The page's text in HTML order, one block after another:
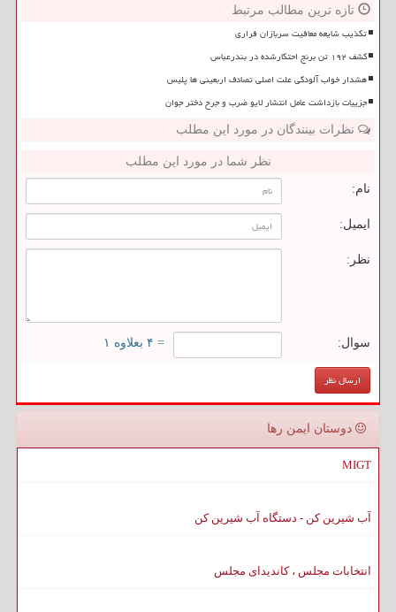
تازه ترین مطالب مرتبط
تکذیب شایعه معافیت سربازان فراری
کشف ۱۹۲ تن برنج احتکارشده در بندرعباس
هشدار خواب آلودگی علت اصلی تصادف اربعینی ها پلیس
جزییات بازداشت عامل انتشار لایو ضرب و جرح دختر جوان
نظرات بینندگان در مورد این مطلب
نظر شما در مورد این مطلب
نام:
ایمیل:
نظر:
سوال: = ۴ بعلاوه ۱
دوستان ایمن رها
MIGT
آب شیرین کن - دستگاه آب شیرین کن
انتخابات مجلس ، کاندیدای مجلس